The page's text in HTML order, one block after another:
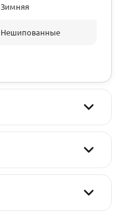
Зимняя
Нешипованные